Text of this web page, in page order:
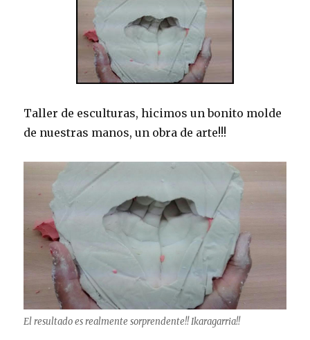
Taller de esculturas, hicimos un bonito molde
de nuestras manos, un obra de arte!!!
El resultado es realmente sorprendente!! Ikaragarria!!